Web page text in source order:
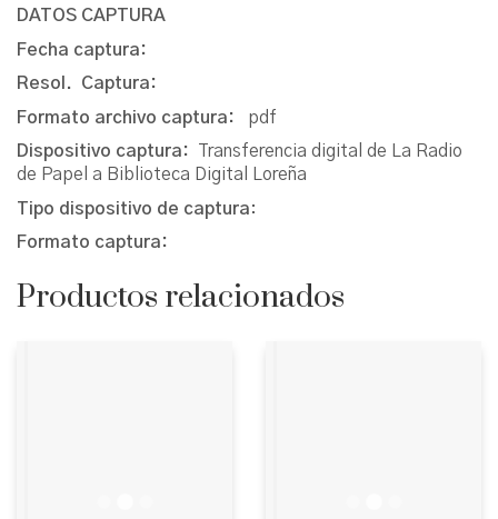
DATOS CAPTURA
Fecha captura:
Resol. Captura:
Formato archivo captura: pdf
Dispositivo captura:
Transferencia digital de La Radio
de Papel a Biblioteca Digital Loreña
Tipo dispositivo de captura:
Formato captura:
Productos relacionados